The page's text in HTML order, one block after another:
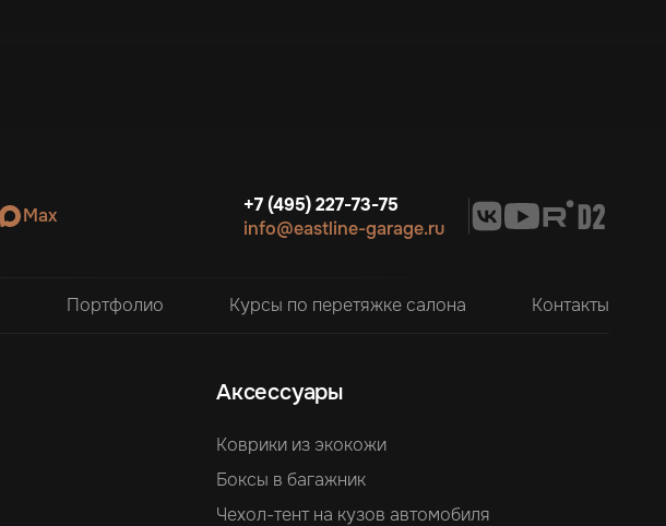
Max
+7 (495) 227-73-75
info@eastline-garage.ru
Портфолио Курсы по перетяжке салона Контакты
Аксессуары
Коврики из экокожи
Боксы в багажник
Чехол-тент на кузов автомобиля